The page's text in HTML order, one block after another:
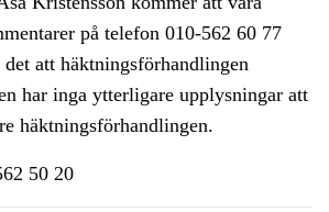
på telefon 010-562 60 77
att häktningsförhandlingen
har inga ytterligare upplysningar att
häktningsförhandlingen.
50 20